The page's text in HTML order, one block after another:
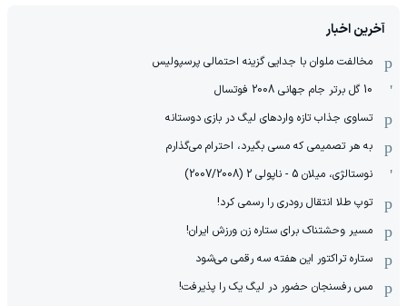
آخرین اخبار
مخالفت ملوان با جدایی گزینه احتمالی پرسپولیس
10 گل برتر جام جهانی 2008 فوتسال
تساوی جذاب تازه واردهای لیگ در بازی دوستانه
به هر تصمیمی که مسی بگیرد، احترام می‌گذارم
نوستالژی، میلان 5 - ناپولی 2 (2007/2008)
توپ طلا انتقال رودری را رسمی کرد!
مسیر وحشتناک برای ستاره زن ورزش ایران!
ستاره تراکتور این هفته سه رقمی می‌شود
مس رفسنجان حضور در لیگ یک را پذیرفت!